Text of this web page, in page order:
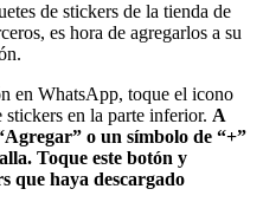
de stickers de la tienda de
es hora de agregarlos a su
en WhatsApp, toque el icono
en la parte inferior. A
o un símbolo de “+”
Toque este botón y
que haya descargado